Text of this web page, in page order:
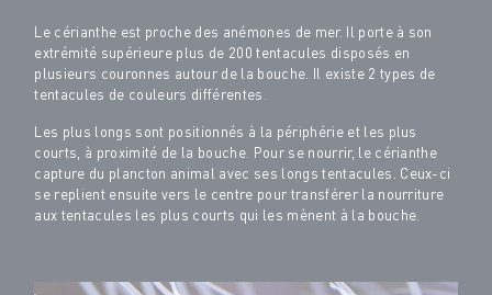
Le cérianthe est proche des anémones de mer. Il porte à son
extrémité supérieure plus de 200 tentacules disposés en
plusieurs couronnes autour de la bouche. Il existe 2 types de
tentacules de couleurs différentes.
Les plus longs sont positionnés à la périphérie et les plus
courts, à proximité de la bouche. Pour se nourrir, le cérianthe
capture du plancton animal avec ses longs tentacules. Ceux-ci
se replient ensuite vers le centre pour transférer la nourriture
aux tentacules les plus courts qui les mènent à la bouche.